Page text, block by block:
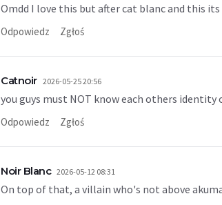
Omdd I love this but after cat blanc and this
Odpowiedz Zgłoś
Catnoir 2026-05-25 20:56
you guys must NOT know each others
Odpowiedz Zgłoś
Noir Blanc 2026-05-12 08:31
On top of that, a villain who's not above